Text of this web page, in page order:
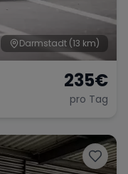
Darmstadt (13 km)
235€
pro Tag